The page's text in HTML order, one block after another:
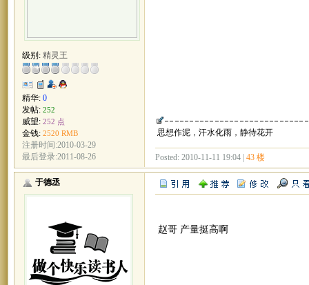
级别: 精灵王
精华: 0
发帖: 252
威望: 252 点
金钱: 2520 RMB
注册时间:2010-03-29
最后登录:2011-08-26
思想作泥，汗水化雨，静待花开
Posted: 2010-11-11 19:04 | 43 楼
于德丞
赵哥 产量挺高啊